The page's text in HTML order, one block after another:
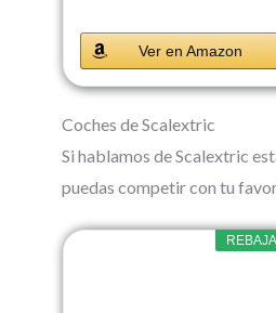
Ver en Amazon
Coches de Scalextric
Si hablamos de Scalextric
puedas competir con tu